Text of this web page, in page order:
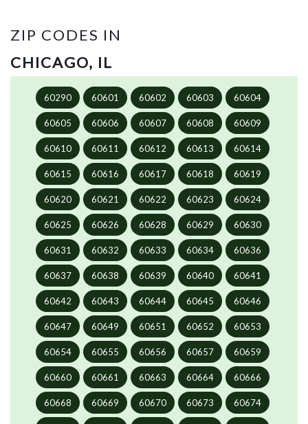
ZIP CODES IN
CHICAGO, IL
60290 60601 60602 60603 60604
60605 60606 60607 60608 60609
60610 60611 60612 60613 60614
60615 60616 60617 60618 60619
60620 60621 60622 60623 60624
60625 60626 60628 60629 60630
60631 60632 60633 60634 60636
60637 60638 60639 60640 60641
60642 60643 60644 60645 60646
60647 60649 60651 60652 60653
60654 60655 60656 60657 60659
60660 60661 60663 60664 60666
60668 60669 60670 60673 60674